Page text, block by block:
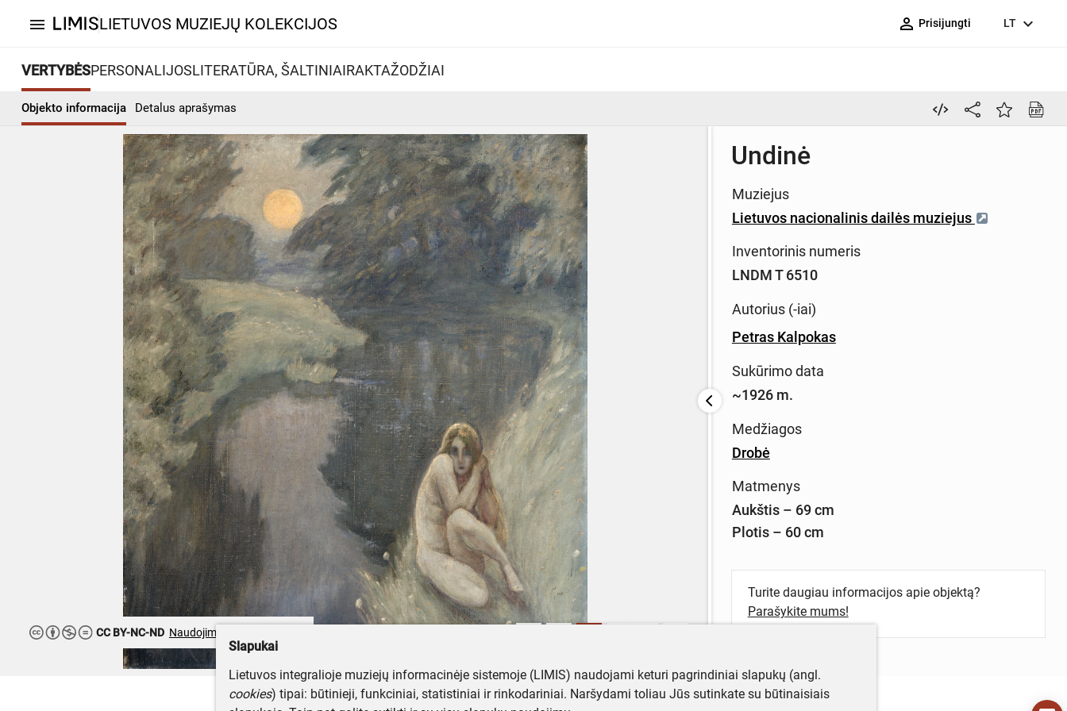
menu LIETUVOS MUZIEJŲ KOLEKCIJOS person_outline Prisijungti LT expand_more
VERTYBĖSPERSONALIJOSLITERATŪRA, ŠALTINIAIRAKTAŽODŽIAI
Objekto informacija Detalus aprašymas
CC BY-NC-ND Naudojimo teisės ribojamos
Undinė
Muziejus
Lietuvos nacionalinis dailės muziejus
Inventorinis numeris
LNDM T 6510
Autorius (-iai)
Petras Kalpokas
Sukūrimo data
~1926 m.
Medžiagos
Drobė
Matmenys
Aukštis – 69 cm
Plotis – 60 cm
Turite daugiau informacijos apie objektą?
Parašykite mums!
Slapukai
Lietuvos integralioje muziejų informacinėje sistemoje (LIMIS) naudojami keturi pagrindiniai slapukų (angl.
cookies) tipai: būtinieji, funkciniai, statistiniai ir rinkodariniai. Naršydami toliau Jūs sutinkate su būtinaisiais